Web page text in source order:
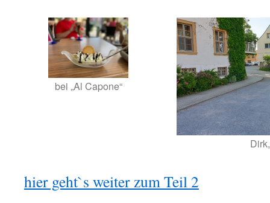
bei „Al Capone“
hier geht`s weiter zum Teil 2